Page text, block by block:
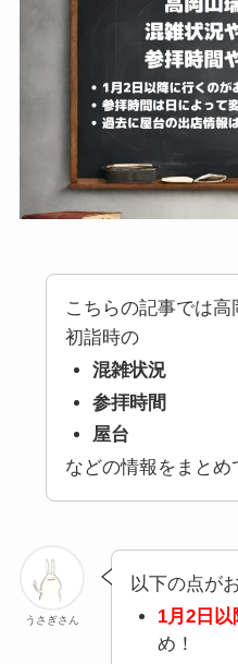
こちらの記事では
初詣時の
混雑状況
参拝時間
屋台
などの情報をまとめ
うさぎさん
以下の点が
1月2日以
め！